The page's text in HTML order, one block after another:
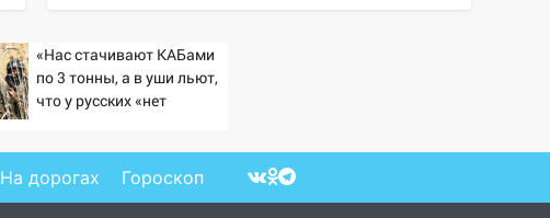
«Нас стачивают КАБами
по 3 тонны, а в уши льют,
что у русских «нет
На дорогах Гороскоп